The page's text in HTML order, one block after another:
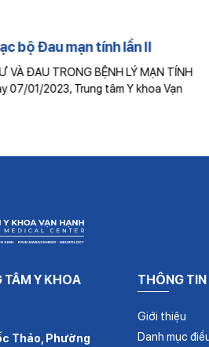
bộ Đau mạn tính lần II
VÀ ĐAU TRONG BỆNH LÝ MẠN TÍNH
07/01/2023, Trung tâm Y khoa Vạn
TÂM Y KHOA
Thảo, Phường
THÔNG
Giới thiệu
Danh mục